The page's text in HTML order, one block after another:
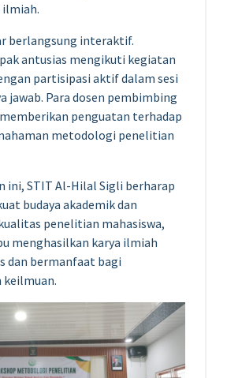
ilmiah.
berlangsung interaktif.
antusias mengikuti kegiatan
partisipasi aktif dalam sesi
jawab. Para dosen pembimbing
penguatan terhadap
metodologi penelitian
ini, STIT Al-Hilal Sigli berharap
budaya akademik dan
penelitian mahasiswa,
menghasilkan karya ilmiah
dan bermanfaat bagi
keilmuan.